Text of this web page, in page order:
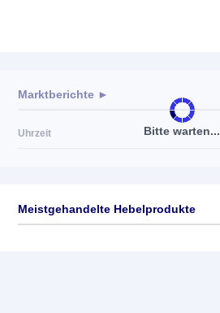
Bitte warten...
Marktberichte ►
Uhrzeit
Meistgehandelte Hebelprodukte